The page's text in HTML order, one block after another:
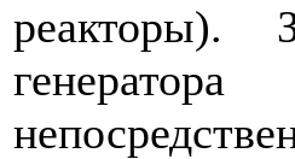
реакторы).